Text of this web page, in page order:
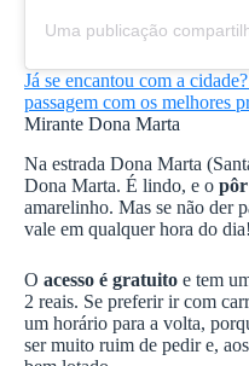
Já se encantou com a
passagem com os melhores
Mirante Dona Marta
Na estrada Dona Marta
Dona Marta. É lindo, e o pôr
amarelinho. Mas se não der
vale em qualquer hora do dia!
O acesso é gratuito e tem
2 reais. Se preferir ir com
um horário para a volta,
ser muito ruim de pedir e,